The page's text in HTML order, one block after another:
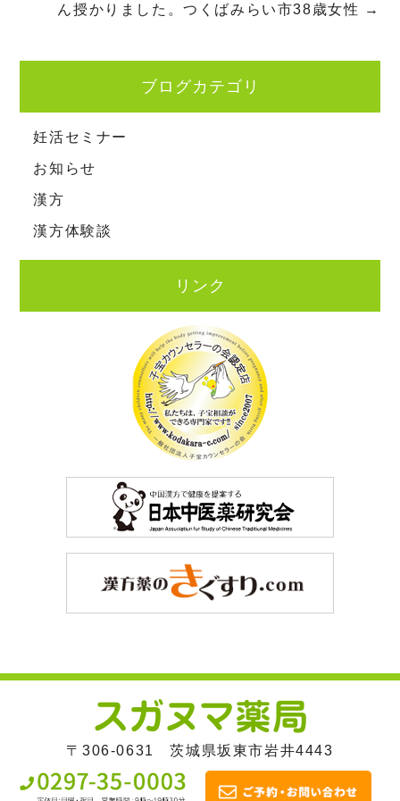
ん授かりました。つくばみらい市38歳女性
→
ブログカテゴリ
妊活セミナー
お知らせ
漢方
漢方体験談
リンク
〒306-0631 茨城県坂東市岩井4443